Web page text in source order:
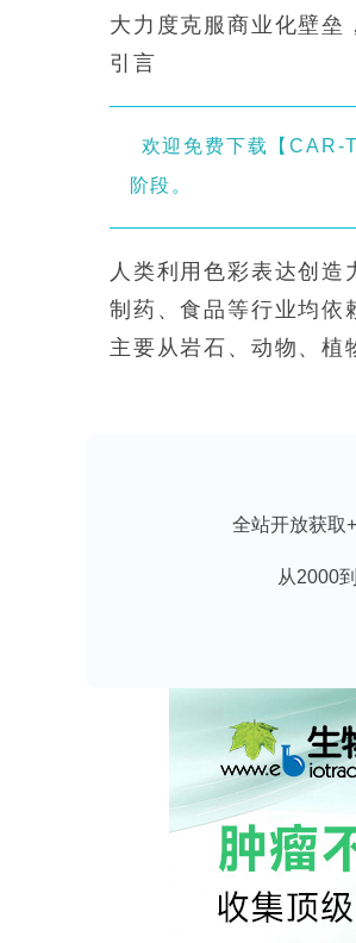
大力度克服商业化壁垒
引言
欢迎免费下载【CAR-
阶段。
人类利用色彩表达创造
制药、食品等行业均依
主要从岩石、动物、植
主流，并渗透至日常
随着消费者意识提升
的开发。天然色素来
耗水量大及水溶性有
花瓣，而同等产量可
得。昆虫源色素如胭
下，微生物（包括微
关注，不同类群可产
菌主要产胞内类胡萝
类胡萝卜素、聚酮类
异，其中雨生红球藻
28.32 mg/L，细菌为
产物，可分为蒽醌类
全站开放获取
从2000